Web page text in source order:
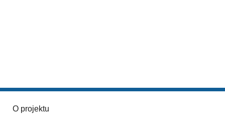
O projektu